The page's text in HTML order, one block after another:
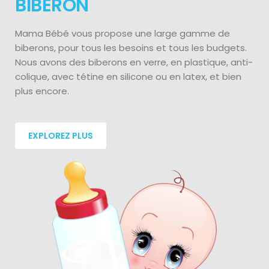
BIBERON
Mama Bébé vous propose une large gamme de
biberons, pour tous les besoins et tous les budgets.
Nous avons des biberons en verre, en plastique, anti-
colique, avec tétine en silicone ou en latex, et bien
plus encore.
EXPLOREZ PLUS